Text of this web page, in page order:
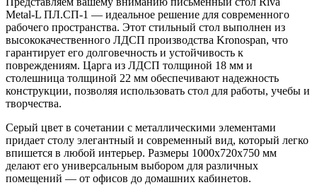
Metal-L ПЛ.СП-1 — идеальное решение для современного
рабочего пространства. Этот стильный стол выполнен из
высококачественного ЛДСП производства Kronospan, что
гарантирует его долговечность и устойчивость к
повреждениям. Царга из ЛДСП толщиной 18 мм и
столешница толщиной 22 мм обеспечивают надежность
конструкции, позволяя использовать стол для работы, учебы и
творчества.
Серый цвет в сочетании с металлическими элементами
придает столу элегантный и современный вид, который легко
впишется в любой интерьер. Размеры 1000x720x750 мм
делают его универсальным выбором для различных
помещений — от офисов до домашних кабинетов.